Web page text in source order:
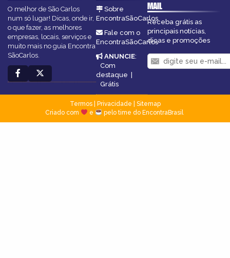
O melhor de São Carlos
num só lugar! Dicas, onde ir,
o que fazer, as melhores
empresas, locais, serviços e
muito mais no guia Encontra
SãoCarlos.
Sobre
EncontraSãoCarlos
Fale com o
EncontraSãoCarlos
ANUNCIE:
Com
destaque
Grátis
MAIL
Receba grátis as
principais notícias,
dicas e promoções
Termos| Privacidade
Sitemap
Criado com
e pelo time do EncontraBrasil